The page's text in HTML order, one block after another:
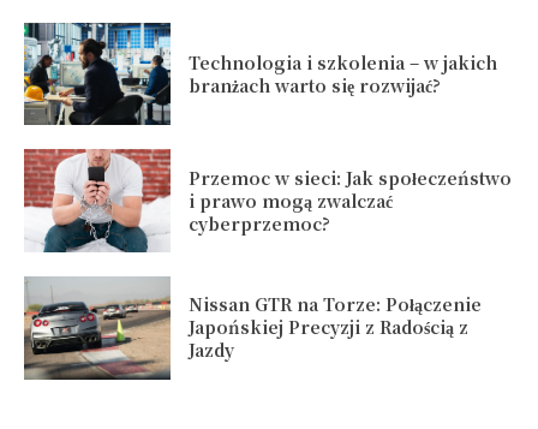
Technologia i szkolenia – w jakich
branżach warto się rozwijać?
Przemoc w sieci: Jak społeczeństwo
i prawo mogą zwalczać
cyberprzemoc?
Nissan GTR na Torze: Połączenie
Japońskiej Precyzji z Radością z
Jazdy